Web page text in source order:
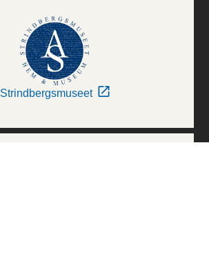
Strindbergsmuseet